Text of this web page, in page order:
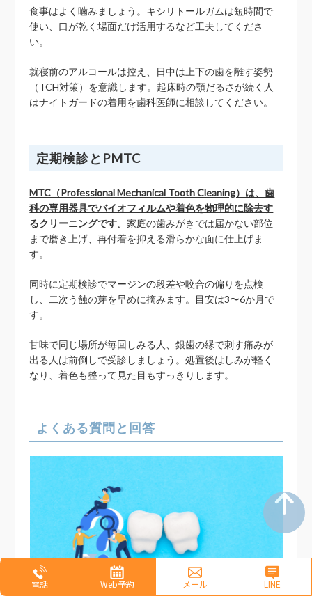
電話 Web予約 メール LINE
食事はよく噛みましょう。キシリトールガムは短時間で
使い、口が乾く場面だけ活用するなど工夫してくださ
い。
就寝前のアルコールは控え、日中は上下の歯を離す姿勢
（TCH対策）を意識します。起床時の顎だるさが続く人
はナイトガードの着用を歯科医師に相談してください。
定期検診とPMTC
MTC（Professional Mechanical Tooth Cleaning）は、歯
科の専用器具でバイオフィルムや着色を物理的に除去す
るクリーニングです。家庭の歯みがきでは届かない部位
まで磨き上げ、再付着を抑える滑らかな面に仕上げま
す。
同時に定期検診でマージンの段差や咬合の偏りを点検
し、二次う蝕の芽を早めに摘みます。目安は3〜6か月で
す。
甘味で同じ場所が毎回しみる人、銀歯の縁で刺す痛みが
出る人は前倒しで受診しましょう。処置後はしみが軽く
なり、着色も整って見た目もすっきりします。
よくある質問と回答